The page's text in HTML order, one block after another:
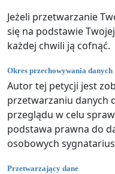
Jeżeli przetwarzanie
się na podstawie
każdej chwili ją cofnąć.
Okres przechowywania danych
Autor tej petycji jest
przetwarzaniu danych
przeglądu w celu
podstawa prawna do
osobowych
Przetwarzający dane